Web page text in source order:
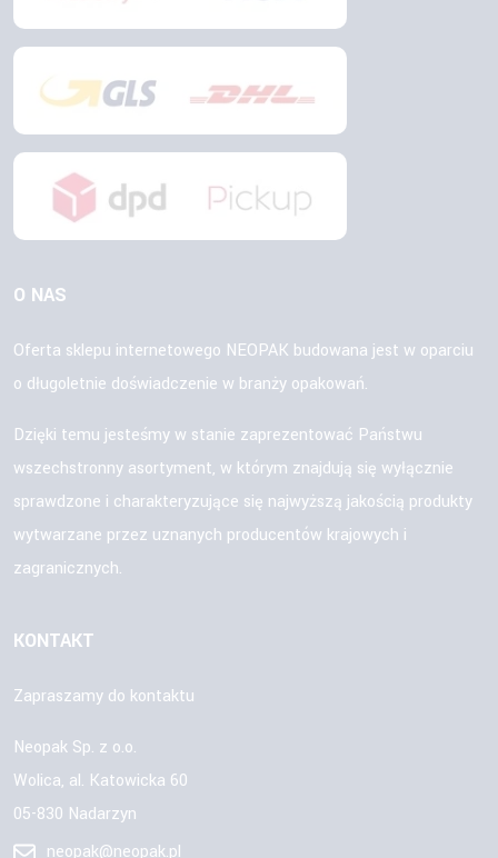
O NAS
Oferta sklepu internetowego NEOPAK budowana jest w oparciu
o długoletnie doświadczenie w branży opakowań.
Dzięki temu jesteśmy w stanie zaprezentować Państwu
wszechstronny asortyment, w którym znajdują się wyłącznie
sprawdzone i charakteryzujące się najwyższą jakością produkty
wytwarzane przez uznanych producentów krajowych i
zagranicznych.
KONTAKT
Zapraszamy do kontaktu
Neopak Sp. z o.o.
Wolica, al. Katowicka 60
05-830 Nadarzyn
neopak@neopak.pl